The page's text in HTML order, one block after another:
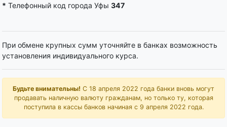
* Телефонный код города Уфы 347
При обмене крупных сумм уточняйте в банках возможность
установления индивидуального курса.
Будьте внимательны! С 18 апреля 2022 года банки вновь могут
продавать наличную валюту гражданам, но только ту, которая
поступила в кассы банков начиная с 9 апреля 2022 года.